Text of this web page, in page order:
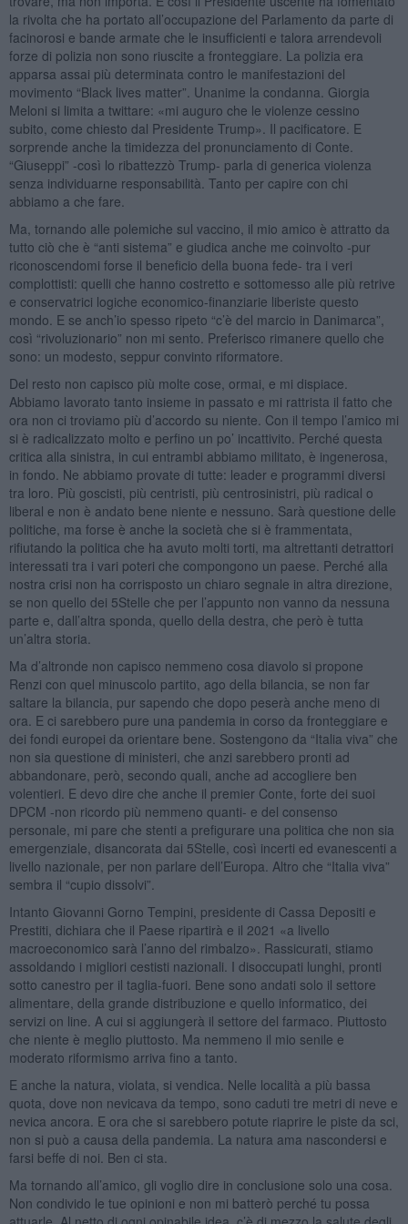
la rivolta che ha portato all’occupazione del Parlamento da parte di
facinorosi e bande armate che le insufficienti e talora arrendevoli
forze di polizia non sono riuscite a fronteggiare. La polizia era
apparsa assai più determinata contro le manifestazioni del
movimento “Black lives matter”. Unanime la condanna. Giorgia
Meloni si limita a twittare: «mi auguro che le violenze cessino
subito, come chiesto dal Presidente Trump». Il pacificatore. E
sorprende anche la timidezza del pronunciamento di Conte.
“Giuseppi” -così lo ribattezzò Trump- parla di generica violenza
senza individuarne responsabilità. Tanto per capire con chi
abbiamo a che fare.
Ma, tornando alle polemiche sul vaccino, il mio amico è attratto da
tutto ciò che è “anti sistema” e giudica anche me coinvolto -pur
riconoscendomi forse il beneficio della buona fede- tra i veri
complottisti: quelli che hanno costretto e sottomesso alle più retrive
e conservatrici logiche economico-finanziarie liberiste questo
mondo. E se anch’io spesso ripeto “c’è del marcio in Danimarca”,
così “rivoluzionario” non mi sento. Preferisco rimanere quello che
sono: un modesto, seppur convinto riformatore.
Del resto non capisco più molte cose, ormai, e mi dispiace.
Abbiamo lavorato tanto insieme in passato e mi rattrista il fatto che
ora non ci troviamo più d’accordo su niente. Con il tempo l’amico mi
si è radicalizzato molto e perfino un po’ incattivito. Perché questa
critica alla sinistra, in cui entrambi abbiamo militato, è ingenerosa,
in fondo. Ne abbiamo provate di tutte: leader e programmi diversi
tra loro. Più goscisti, più centristi, più centrosinistri, più radical o
liberal e non è andato bene niente e nessuno. Sarà questione delle
politiche, ma forse è anche la società che si è frammentata,
rifiutando la politica che ha avuto molti torti, ma altrettanti detrattori
interessati tra i vari poteri che compongono un paese. Perché alla
nostra crisi non ha corrisposto un chiaro segnale in altra direzione,
se non quello dei 5Stelle che per l’appunto non vanno da nessuna
parte e, dall’altra sponda, quello della destra, che però è tutta
un’altra storia.
Ma d’altronde non capisco nemmeno cosa diavolo si propone
Renzi con quel minuscolo partito, ago della bilancia, se non far
saltare la bilancia, pur sapendo che dopo peserà anche meno di
ora. E ci sarebbero pure una pandemia in corso da fronteggiare e
dei fondi europei da orientare bene. Sostengono da “Italia viva” che
non sia questione di ministeri, che anzi sarebbero pronti ad
abbandonare, però, secondo quali, anche ad accogliere ben
volentieri. E devo dire che anche il premier Conte, forte dei suoi
DPCM -non ricordo più nemmeno quanti- e del consenso
personale, mi pare che stenti a prefigurare una politica che non sia
emergenziale, disancorata dai 5Stelle, così incerti ed evanescenti a
livello nazionale, per non parlare dell’Europa. Altro che “Italia viva”
sembra il “cupio dissolvi”.
Intanto Giovanni Gorno Tempini, presidente di Cassa Depositi e
Prestiti, dichiara che il Paese ripartirà e il 2021 «a livello
macroeconomico sarà l’anno del rimbalzo». Rassicurati, stiamo
assoldando i migliori cestisti nazionali. I disoccupati lunghi, pronti
sotto canestro per il taglia-fuori. Bene sono andati solo il settore
alimentare, della grande distribuzione e quello informatico, dei
servizi on line. A cui si aggiungerà il settore del farmaco. Piuttosto
che niente è meglio piuttosto. Ma nemmeno il mio senile e
moderato riformismo arriva fino a tanto.
E anche la natura, violata, si vendica. Nelle località a più bassa
quota, dove non nevicava da tempo, sono caduti tre metri di neve e
nevica ancora. E ora che si sarebbero potute riaprire le piste da sci,
non si può a causa della pandemia. La natura ama nascondersi e
farsi beffe di noi. Ben ci sta.
Ma tornando all’amico, gli voglio dire in conclusione solo una cosa.
Non condivido le tue opinioni e non mi batterò perché tu possa